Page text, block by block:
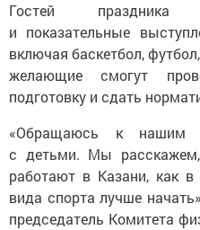
Гостей праздника
и показательные
включая баскетбол,
желающие смогут
подготовку и сдать
«Обращаюсь к нашим
с детьми. Мы
работают в Казани, как
вида спорта лучше
председатель Комитета